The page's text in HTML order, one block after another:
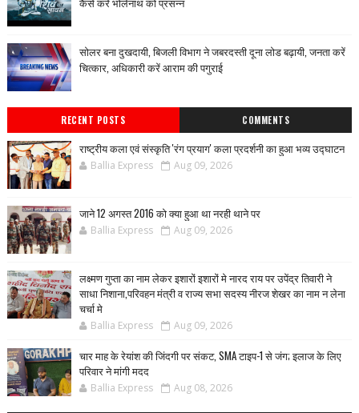
सोलर बना दुखदायी, बिजली विभाग ने जबरदस्ती दूना लोड बढ़ायी, जनता करें
चित्कार, अधिकारी करें आराम की पगुराई
RECENT POSTS COMMENTS
राष्ट्रीय कला एवं संस्कृति 'रंग प्रयाग' कला प्रदर्शनी का हुआ भव्य उद्घाटन
Ballia Express Aug 09, 2026
जाने 12 अगस्त 2016 को क्या हुआ था नरही थाने पर
Ballia Express Aug 09, 2026
लक्ष्मण गुप्ता का नाम लेकर इशारों इशारों मे नारद राय पर उपेंद्र तिवारी ने
साधा निशाना,परिवहन मंत्री व राज्य सभा सदस्य नीरज शेखर का नाम न लेना
चर्चा मे
Ballia Express Aug 09, 2026
चार माह के रेयांश की जिंदगी पर संकट, SMA टाइप-1 से जंग; इलाज के लिए
परिवार ने मांगी मदद
Ballia Express Aug 08, 2026